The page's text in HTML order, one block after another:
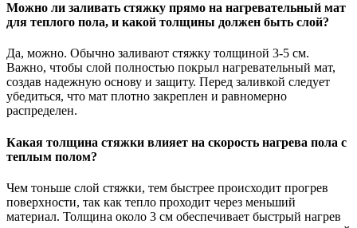
Можно ли заливать стяжку прямо на нагревательный мат
для теплого пола, и какой толщины должен быть слой?
Да, можно. Обычно заливают стяжку толщиной 3-5 см.
Важно, чтобы слой полностью покрыл нагревательный мат,
создав надежную основу и защиту. Перед заливкой следует
убедиться, что мат плотно закреплен и равномерно
распределен.
Какая толщина стяжки влияет на скорость нагрева пола с
теплым полом?
Чем тоньше слой стяжки, тем быстрее происходит прогрев
поверхности, так как тепло проходит через меньший
материал. Толщина около 3 см обеспечивает быстрый нагрев